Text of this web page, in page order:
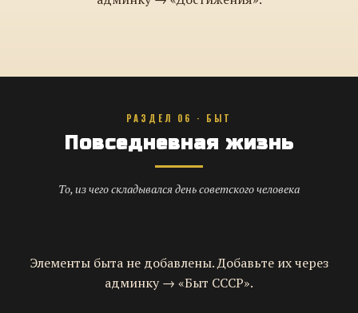
РАЗДЕЛ 06 · БЫТ
Повседневная жизнь
То, из чего складывался день советского человека
Элементы быта не добавлены. Добавьте их через
админку → «Быт СССР».